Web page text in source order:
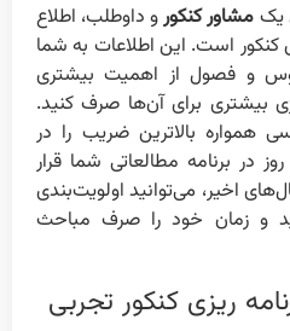
یک مشاور کنکورو داوطلب، اطلاع
است. این اطلاعات به شما
و فصول از اهمیت بیشتری
بیشتری برای آن‌ها صرف کنید.
همواره بالاترین ضریب را در
در برنامه مطالعاتی شما قرار
اخیر، می‌توانید اولویت‌بندی
و زمان خود را صرف مباحث
ریزی کنکور تجربی